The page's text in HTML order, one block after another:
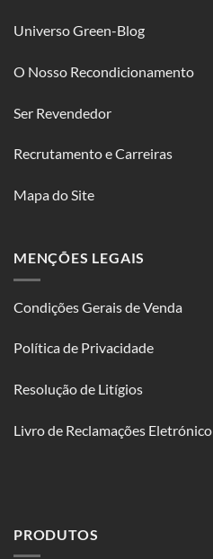
Universo Green-Blog
O Nosso Recondicionamento
Ser Revendedor
Recrutamento e Carreiras
Mapa do Site
MENÇÕES LEGAIS
Condições Gerais de Venda
Política de Privacidade
Resolução de Litígios
Livro de Reclamações Eletrónico
PRODUTOS